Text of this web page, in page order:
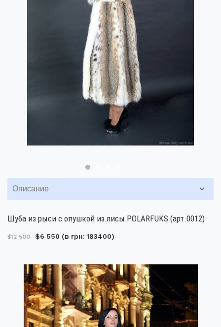
Описание
Шуба из рыси с опушкой из лисы POLARFUKS (арт.0012)
$12 500 $6 550 (в грн: 183400)